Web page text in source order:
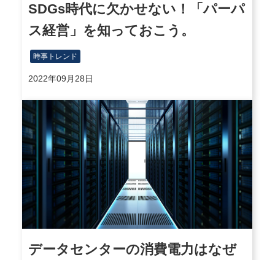
SDGs時代に欠かせない！「パーパ
ス経営」を知っておこう。
時事トレンド
2022年09月28日
データセンターの消費電力はなぜ